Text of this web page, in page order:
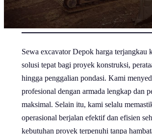
Sewa excavator Depok harga terjangkau
solusi tepat bagi proyek konstruksi,
hingga penggalian pondasi. Kami
profesional dengan armada lengkap dan
maksimal. Selain itu, kami selalu
operasional berjalan efektif dan efisien
kebutuhan proyek terpenuhi tanpa